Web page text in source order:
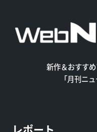
新作＆おすす
「月刊ニ
レポート